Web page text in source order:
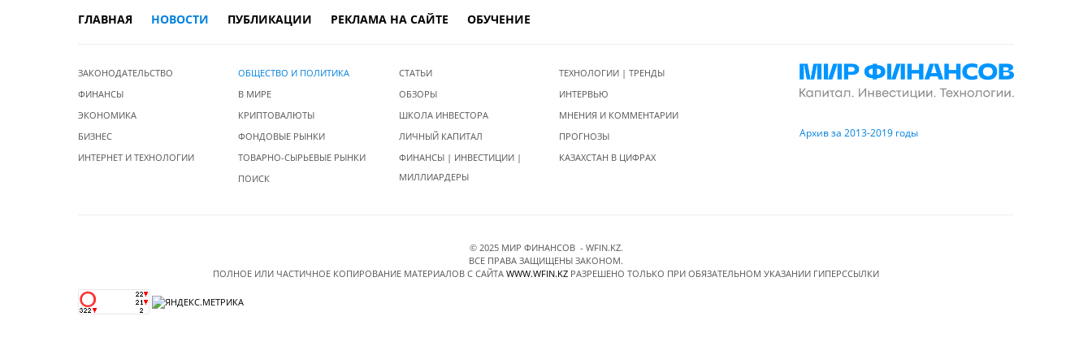
ГЛАВНАЯ НОВОСТИ ПУБЛИКАЦИИ РЕКЛАМА НА САЙТЕ ОБУЧЕНИЕ
ЗАКОНОДАТЕЛЬСТВО
ФИНАНСЫ
ЭКОНОМИКА
БИЗНЕС
ИНТЕРНЕТ И ТЕХНОЛОГИИ
ОБЩЕСТВО И ПОЛИТИКА
В МИРЕ
КРИПТОВАЛЮТЫ
ФОНДОВЫЕ РЫНКИ
ТОВАРНО-СЫРЬЕВЫЕ РЫНКИ
ПОИСК
СТАТЬИ
ОБЗОРЫ
ШКОЛА ИНВЕСТОРА
ЛИЧНЫЙ КАПИТАЛ
ФИНАНСЫ | ИНВЕСТИЦИИ |
МИЛЛИАРДЕРЫ
ТЕХНОЛОГИИ | ТРЕНДЫ
ИНТЕРВЬЮ
МНЕНИЯ И КОММЕНТАРИИ
ПРОГНОЗЫ
КАЗАХСТАН В ЦИФРАХ
Архив за 2013-2019 годы
© 2025 МИР ФИНАНСОВ - WFIN.KZ.
ВСЕ ПРАВА ЗАЩИЩЕНЫ ЗАКОНОМ.
ПОЛНОЕ ИЛИ ЧАСТИЧНОЕ КОПИРОВАНИЕ МАТЕРИАЛОВ C САЙТА WWW.WFIN.KZ РАЗРЕШЕНО ТОЛЬКО ПРИ ОБЯЗАТЕЛЬНОМ УКАЗАНИИ ГИПЕРССЫЛКИ